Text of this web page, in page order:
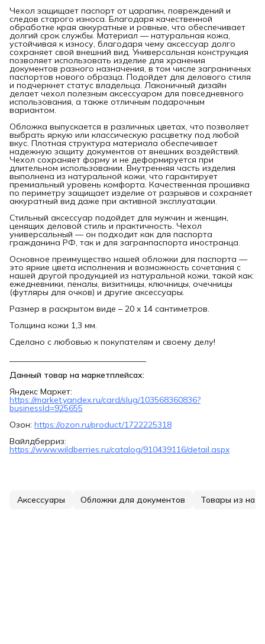
Чехол защищает паспорт от царапин, повреждений и
следов старого износа. Благодаря качественной
обработке края аккуратные и ровные, что обеспечивает
долгий срок службы. Материал — натуральная кожа,
устойчивая к износу, благодаря чему аксессуар долго
сохраняет свой внешний вид. Универсальная конструкция
позволяет использовать изделие для хранения
документов разного назначения, в том числе заграничных
паспортов нового образца. Подойдет для делового стиля
и подчеркнет статус владельца. Лаконичный дизайн
делает чехол полезным аксессуаром для повседневного
использования, а также отличным подарочным
вариантом.
Обложка выпускается в различных цветах, что позволяет
выбрать яркую или классическую расцветку под любой
вкус. Плотная структура материала обеспечивает
надежную защиту документов от внешних воздействий.
Чехол сохраняет форму и не деформируется при
длительном использовании. Внутренняя часть изделия
выполнена из натуральной кожи, что гарантирует
премиальный уровень комфорта. Качественная прошивка
по периметру защищает изделие от разрывов и сохраняет
аккуратный вид даже при активной эксплуатации.
Стильный аксессуар подойдет для мужчин и женщин,
ценящих деловой стиль и практичность. Чехол
универсальный — он подходит как для паспорта
гражданина РФ, так и для загранпаспорта иностранца.
Основное преимущество нашей обложки для паспорта —
это яркие цвета исполнения и возможность сочетания с
нашей другой продукцией из натуральной кожи, такой как:
ежедневники, пеналы, визитницы, ключницы, очечницы
(футляры для очков) и другие аксессуары.
Размер в раскрытом виде – 20 x 14 сантиметров.
Толщина кожи 1,3 мм.
Сделано с любовью к покупателям и своему делу!
Данный товар на маркетплейсах:
Яндекс Маркет:
https://market.yandex.ru/card/slug/103568360836?
businessId=925655
Озон: https://ozon.ru/product/1722225318
Вайлдберриз:
https://www.wildberries.ru/catalog/910439116/detail.aspx
Аксессуары Обложки для документов Товары из